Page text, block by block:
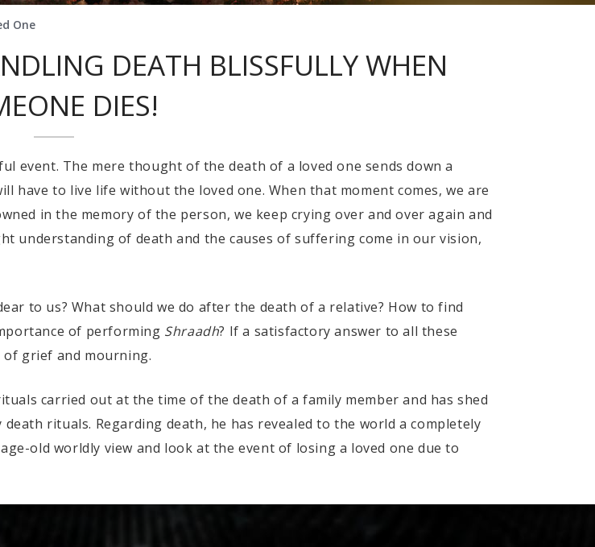
One
DEATH BLISSFULLY WHEN
DIES!
event. The mere thought of the death of a loved one sends down a
have to live life without the loved one. When that moment comes, we are
in the memory of the person, we keep crying over and over again and
understanding of death and the causes of suffering come in our vision,
to us? What should we do after the death of a relative? How to find
of performing Shraadh? If a satisfactory answer to all these
grief and mourning.
carried out at the time of the death of a family member and has shed
rituals. Regarding death, he has revealed to the world a completely
old worldly view and look at the event of losing a loved one due to